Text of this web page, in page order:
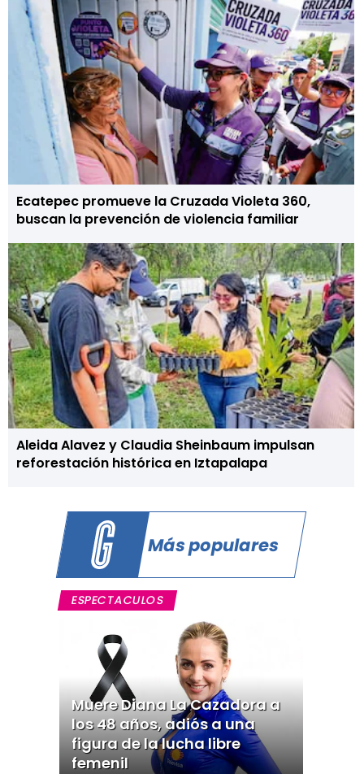
Ecatepec promueve la Cruzada Violeta 360,
buscan la prevención de violencia familiar
Aleida Alavez y Claudia Sheinbaum impulsan
reforestación histórica en Iztapalapa
Más populares
ESPECTACULOS
Muere Diana La Cazadora a
los 48 años, adiós a una
figura de la lucha libre
femenil